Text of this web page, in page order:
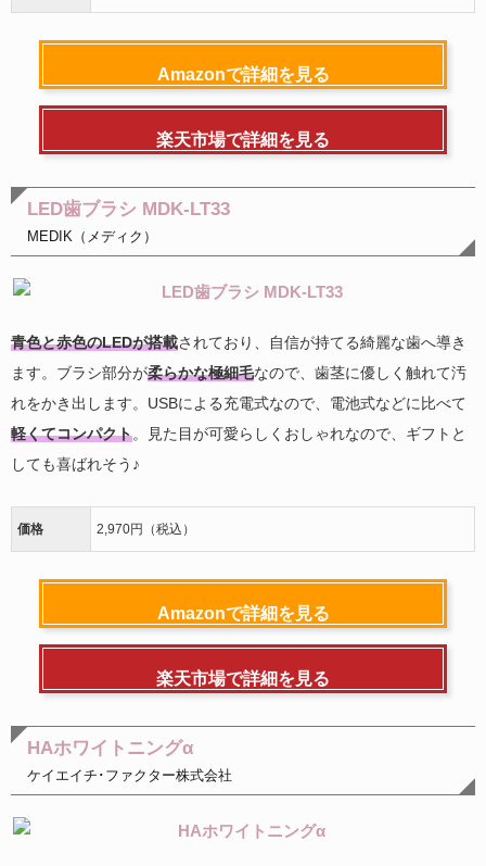
Amazonで詳細を見る
楽天市場で詳細を見る
LED歯ブラシ MDK-LT33
MEDIK（メディク）
青色と赤色のLEDが搭載されており、自信が持てる綺麗な歯へ導き
ます。ブラシ部分が柔らかな極細毛なので、歯茎に優しく触れて汚
れをかき出します。USBによる充電式なので、電池式などに比べて
軽くてコンパクト。見た目が可愛らしくおしゃれなので、ギフトと
しても喜ばれそう♪
価格 2,970円（税込）
Amazonで詳細を見る
楽天市場で詳細を見る
HAホワイトニングα
ケイエイチ･ファクター株式会社